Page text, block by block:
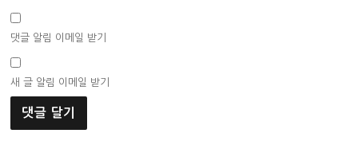
댓글 알림 이메일 받기
새 글 알림 이메일 받기